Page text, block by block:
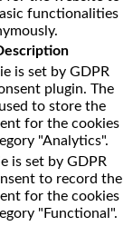
functionalities
is set by GDPR
plugin. The
to store the
for the cookies
"Analytics".
is set by GDPR
to record the
for the cookies
"Functional".